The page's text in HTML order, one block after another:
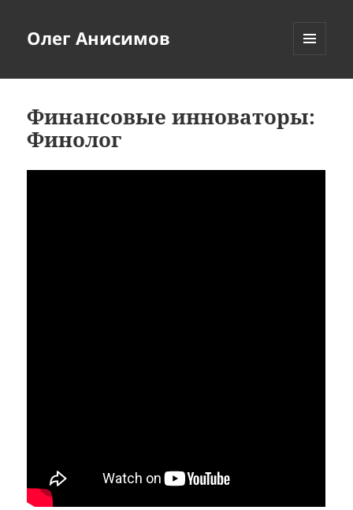
Олег Анисимов
Финансовые инноваторы:
Финолог